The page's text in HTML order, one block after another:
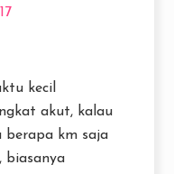
kecil
akut, kalau
km saja
biasanya